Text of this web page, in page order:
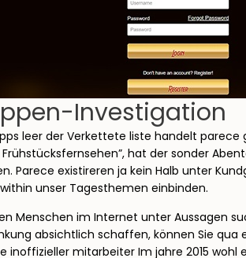
Investigation
leer der Verkettete liste handelt
Frühstücksfernsehen”, hat der sonder
Parece existireren ja kein Halb unter
unser Tagesthemen einbinden.
Menschen im Internet unter Aussagen
absichtlich schaffen, können Sie qua
inoffizieller mitarbeiter Im jahre 2015